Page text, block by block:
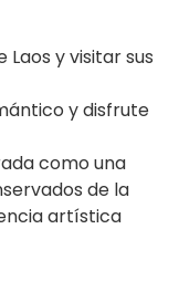
y visitar sus
y disfrute
como una
de la
artística